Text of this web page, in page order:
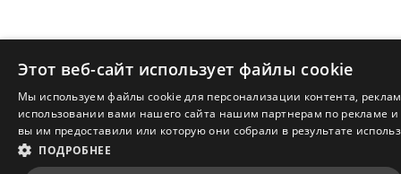
Этот веб-сайт использует файлы cookie
Мы используем файлы cookie для персонализации контента,
использовании вами нашего сайта нашим партнерам по рекламе
вы им предоставили или которую они собрали в результате
ПОДРОБНЕЕ